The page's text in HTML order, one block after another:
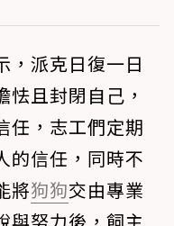
，派克日復一日
且封閉自己，
任，志工們定期
的信任，同時不
將狗狗交由專業